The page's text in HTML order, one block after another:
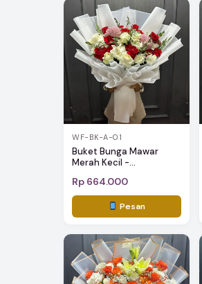
WF-BK-A-01
Buket Bunga Mawar
Merah Kecil -...
Rp 664.000
Pesan